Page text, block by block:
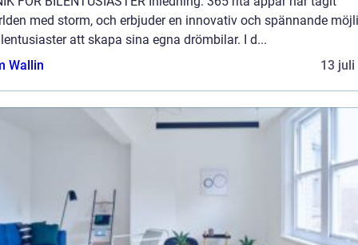
med storm, och erbjuder en innovativ och spännande
att skapa sina egna drömbilar. I d...
Wallin
13 juli